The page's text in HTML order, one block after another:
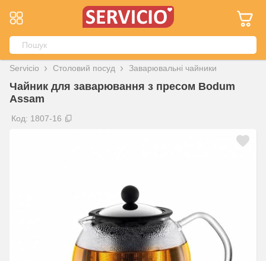
Servicio Столовий посуд Заварювальні чайники
Чайник для заварювання з пресом Bodum
Assam
Код: 1807-16